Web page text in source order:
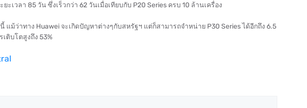
ะเวลา 85 วัน ซึ่งเร็วกว่า 62 วันเมื่อเทียบกับ P20 Series ครบ 10 ล้านเครื่อง
แม้ว่าทาง Huawei จะเกิดปัญหาต่างๆกับสหรัฐฯ แต่ก็สามารถจำหน่าย P30 Series ได้อีกถึง 6.5
ติบโตสูงถึง 53%